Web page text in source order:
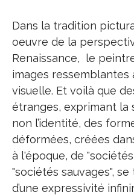
Dans la tradition
oeuvre de la
Renaissance, le
images
visuelle. Et voilà que
étranges, exprimant
non l’identité, des
déformées, créées
à l'époque, de
"sociétés sauvages",
d’une expressivité